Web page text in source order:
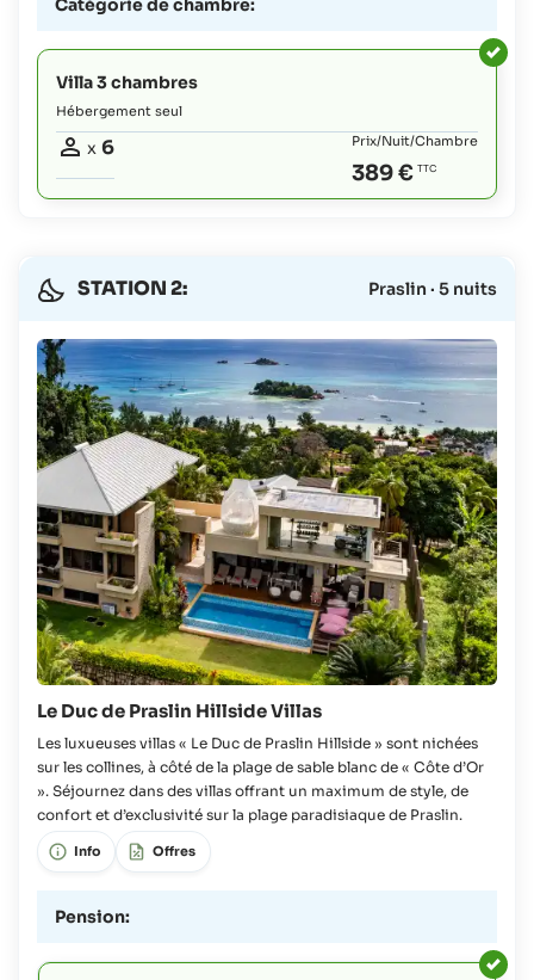
Catégorie de chambre:
Villa 3 chambres
Hébergement seul
x 6 Prix/Nuit/Chambre
389 €
STATION 2: Praslin · 5 nuits
Le Duc de Praslin Hillside Villas
Les luxueuses villas « Le Duc de Praslin Hillside » sont nichées
sur les collines, à côté de la plage de sable blanc de « Côte d’Or
». Séjournez dans des villas offrant un maximum de style, de
confort et d’exclusivité sur la plage paradisiaque de Praslin.
Info Offres
Pension: